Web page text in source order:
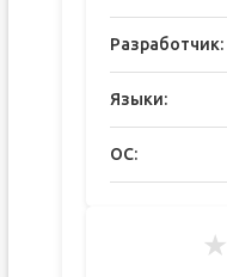
Разработчик:
Языки:
ОС:
★